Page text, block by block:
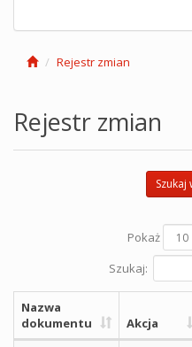
Rejestr zmian
Rejestr zmian
Szukaj
Pokaż
Szukaj:
Nazwa
dokumentu
Akcja